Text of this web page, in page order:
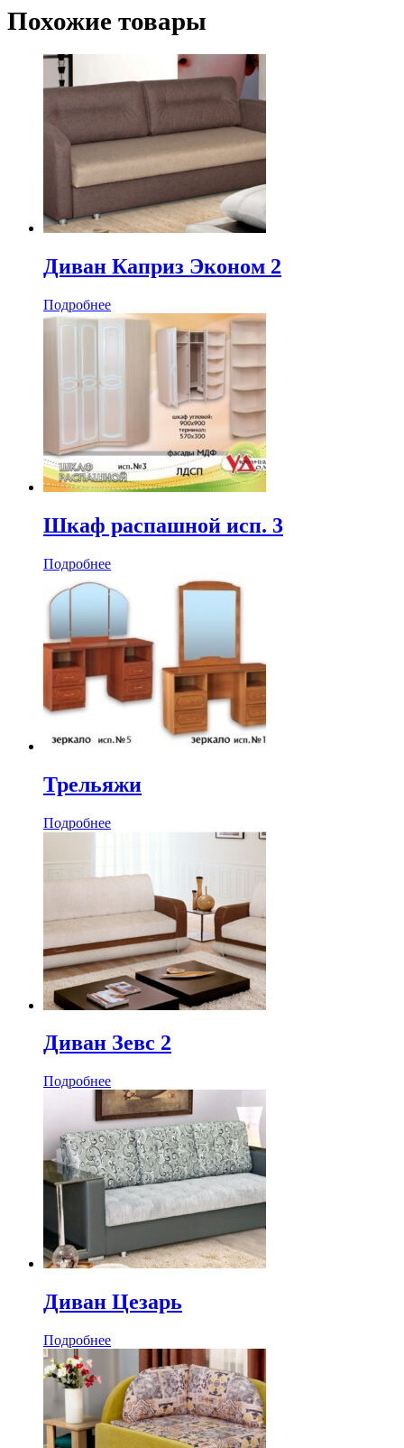
Похожие товары
Диван Каприз Эконом 2
Подробнее
Шкаф распашной исп. 3
Подробнее
Трельяжи
Подробнее
Диван Зевс 2
Подробнее
Диван Цезарь
Подробнее